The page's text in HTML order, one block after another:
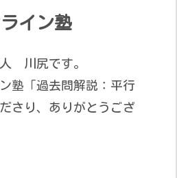
イン塾
川尻です。
塾「過去問解説：平行
さり、ありがとうござ